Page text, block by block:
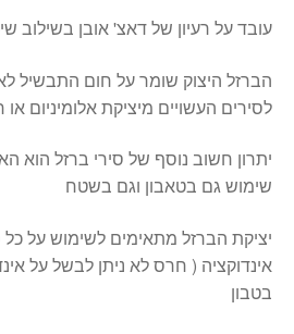
עובד על רעיון של דאצ' אובן בשילוב
הברזל היצוק שומר על חום התבשיל
לסירים העשויים מיציקת אלומיניום
יתרון חשוב נוסף של סירי ברזל הוא
שימוש גם בטאבון וגם בשטח
יציקת הברזל מתאימים לשימוש על כל
אינדוקציה ( חרס לא ניתן לבשל על
בטבון